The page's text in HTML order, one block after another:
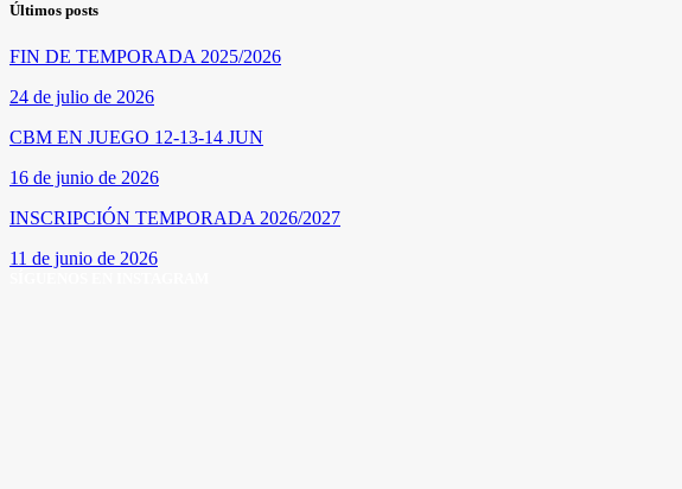
Últimos posts
FIN DE TEMPORADA 2025/2026
24 de julio de 2026
CBM EN JUEGO 12-13-14 JUN
16 de junio de 2026
INSCRIPCIÓN TEMPORADA 2026/2027
11 de junio de 2026